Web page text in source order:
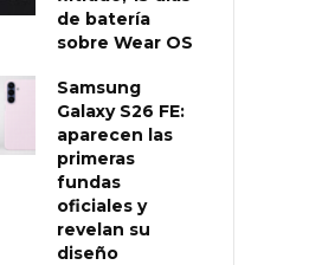
de batería
sobre Wear OS
Samsung
Galaxy S26 FE:
aparecen las
primeras
fundas
oficiales y
revelan su
diseño